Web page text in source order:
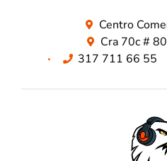
Centro
Cra 70c #
317 711 66 55